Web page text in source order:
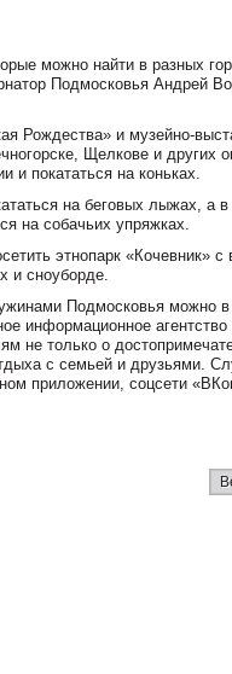
можно найти в разных
Подмосковья Андрей
Рождества» и музейно-
Щелкове и других
и покататься на коньках.
на беговых лыжах, а в
на собачьих упряжках.
этнопарк «Кочевник»
и сноуборде.
Подмосковья можно в
информационное
не только о
с семьей и друзьями.
приложении, соцсети